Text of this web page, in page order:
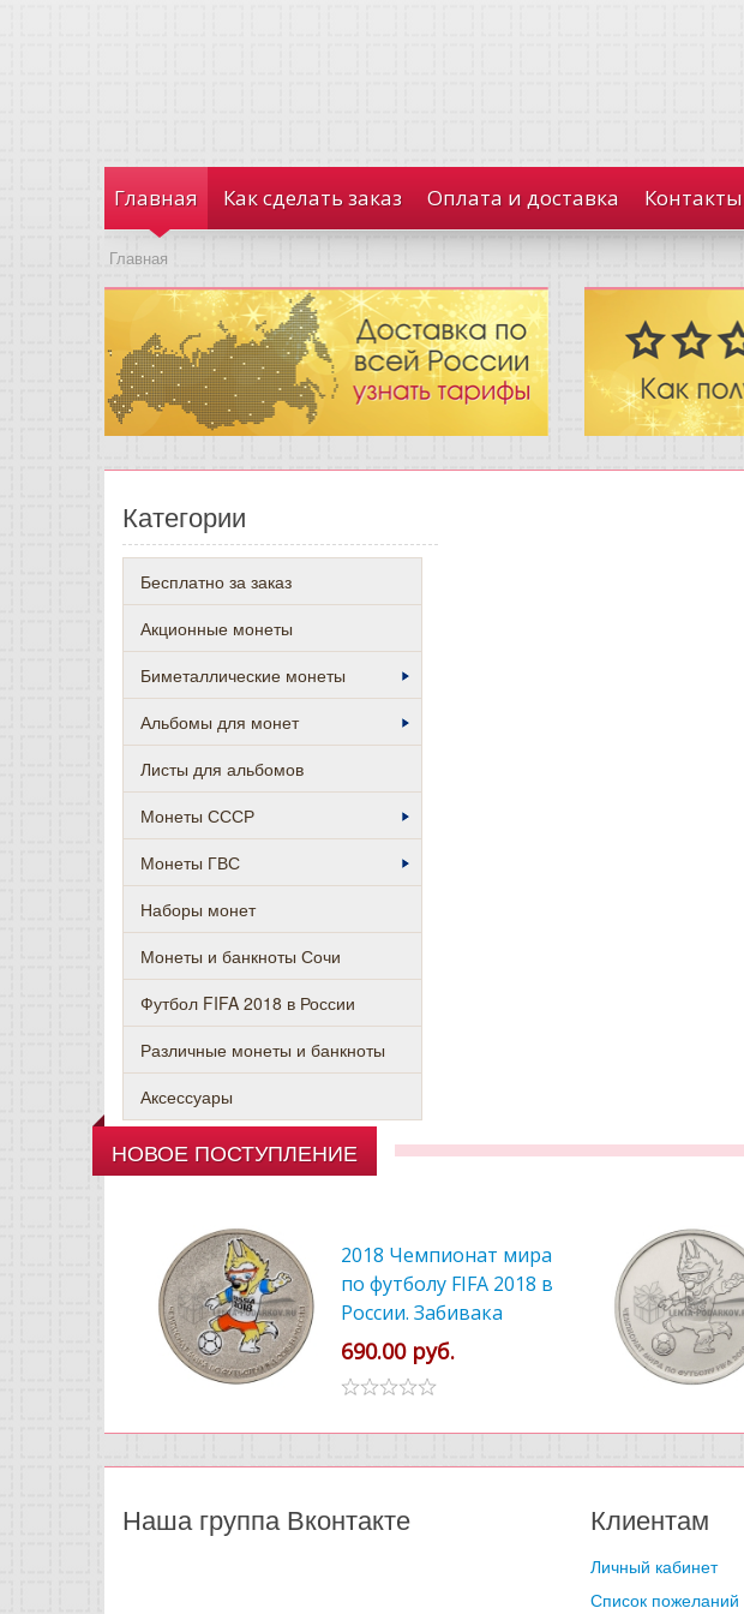
Главная Как сделать заказ Оплата и доставка Контакты
Главная
Категории
Бесплатно за заказ
Акционные монеты
Биметаллические монеты
Альбомы для монет
Листы для альбомов
Монеты СССР
Монеты ГВС
Наборы монет
Монеты и банкноты Сочи
Футбол FIFA 2018 в России
Различные монеты и банкноты
Аксессуары
НОВОЕ ПОСТУПЛЕНИЕ
2018 Чемпионат мира
по футболу FIFA 2018 в
России. Забивака
цветной
690.00 руб.
Наша группа Вконтакте Клиентам
Личный кабинет
Список пожеланий